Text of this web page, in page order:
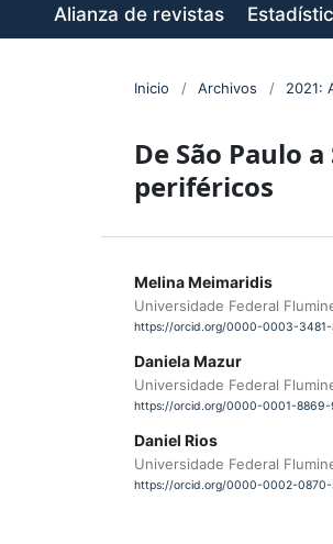
Alianza de revistas
Inicio / Archivos / 2021:
De São Paulo
periféricos
Melina Meimaridis
Universidade Federal
https://orcid.org/0000-0003-3481-
Daniela Mazur
Universidade Federal
https://orcid.org/0000-0001-8869-
Daniel Rios
Universidade Federal
https://orcid.org/0000-0002-0870-